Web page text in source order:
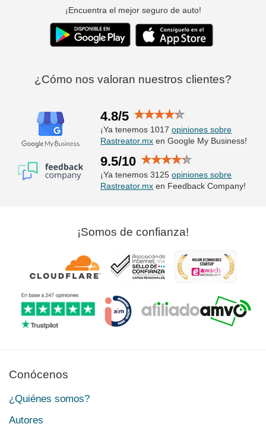
¡Encuentra el mejor seguro de auto!
¿Cómo nos valoran nuestros clientes?
4.8/5
¡Ya tenemos 1017opiniones sobre
Rastreator.mx en Google My Business!
9.5/10
¡Ya tenemos 3125opiniones sobre
Rastreator.mx en Feedback Company!
¡Somos de confianza!
Conócenos
¿Quiénes somos?
Autores